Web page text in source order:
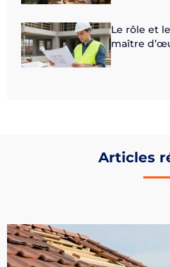
Le rôle et
maître
Articles